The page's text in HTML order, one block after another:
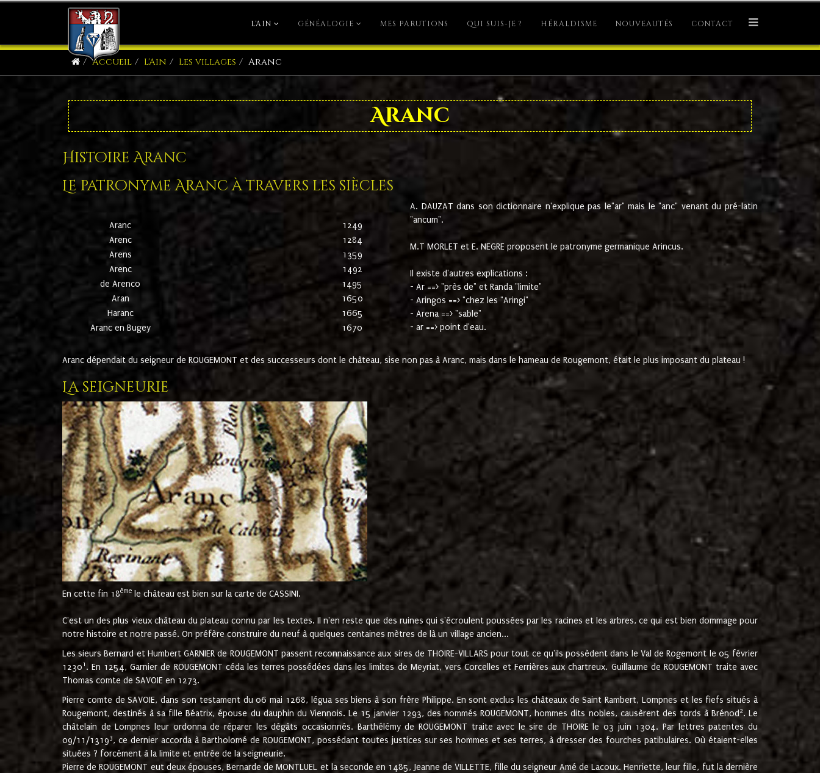
L'AIN GÉNÉALOGIE MES PARUTIONS QUI SUIS-JE ? HÉRALDISME NOUVEAUTÉS CONTACT
Accueil L'Ain Les villages Aranc
Aranc
Histoire Aranc
Le patronyme Aranc à travers les siècles
Aranc
1249
Arenc
1284
Arens
1359
Arenc
1492
de Arenco
1495
Aran
1650
Haranc
1665
Aranc en Bugey
1670
A. DAUZAT dans son dictionnaire n'explique pas le"ar" mais le "anc" venant du pré-latin
"ancum".
M.T MORLET et E. NEGRE proposent le patronyme germanique Arincus.
Il existe d'autres explications :
- Ar ==> "près de" et Randa "limite"
- Aringos ==> "chez les "Aringi"
- Arena ==> "sable"
- ar ==> point d'eau.
Aranc dépendait du seigneur de ROUGEMONT et des successeurs dont le château, sise non pas à Aranc, mais dans le hameau de Rougemont, était le plus imposant du plateau !
La seigneurie
En cette fin 18ème le château est bien sur la carte de CASSINI.
C'est un des plus vieux château du plateau connu par les textes. Il n'en reste que des ruines qui s'écroulent poussées par les racines et les arbres, ce qui est bien dommage pour
notre histoire et notre passé. On préfère construire du neuf à quelques centaines mètres de là un village ancien...
Les sieurs Bernard et Humbert GARNIER de ROUGEMONT passent reconnaissance aux sires de THOIRE-VILLARS pour tout ce qu'ils possèdent dans le Val de Rogemont le 05 février
12301 . En 1254, Garnier de ROUGEMONT céda les terres possédées dans les limites de Meyriat, vers Corcelles et Ferrières aux chartreux. Guillaume de ROUGEMONT traite avec
Thomas comte de SAVOIE en 1273.
Pierre comte de SAVOIE, dans son testament du 06 mai 1268, légua ses biens à son frère Philippe. En sont exclus les châteaux de Saint Rambert, Lompnes et les fiefs situés à
Rougemont, destinés à sa fille Béatrix, épouse du dauphin du Viennois. Le 15 janvier 1293, des nommés ROUGEMONT, hommes dits nobles, causèrent des tords à Brénod 2. Le
châtelain de Lompnes leur ordonna de réparer les dégâts occasionnés. Barthélémy de ROUGEMONT traite avec le sire de THOIRE le 03 juin 1304. Par lettres patentes du
09/11/13193, ce dernier accorda à Bartholomé de ROUGEMONT, possédant toutes justices sur ses hommes et ses terres, à dresser des fourches patibulaires. Où étaient-elles
situées ? forcément à la limite et entrée de la seigneurie.
Pierre de ROUGEMONT eut deux épouses, Bernarde de MONTLUEL et la seconde en 1485, Jeanne de VILLETTE, fille du seigneur Amé de Lacoux. Henriette, leur fille, fut la dernière